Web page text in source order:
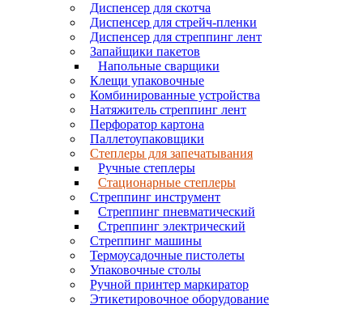
Диспенсер для скотча
Диспенсер для стрейч-пленки
Диспенсер для стреппинг лент
Запайщики пакетов
Напольные сварщики
Клещи упаковочные
Комбинированные устройства
Натяжитель стреппинг лент
Перфоратор картона
Паллетоупаковщики
Степлеры для запечатывания
Ручные степлеры
Стационарные степлеры
Стреппинг инструмент
Стреппинг пневматический
Стреппинг электрический
Стреппинг машины
Термоусадочные пистолеты
Упаковочные столы
Ручной принтер маркиратор
Этикетировочное оборудование